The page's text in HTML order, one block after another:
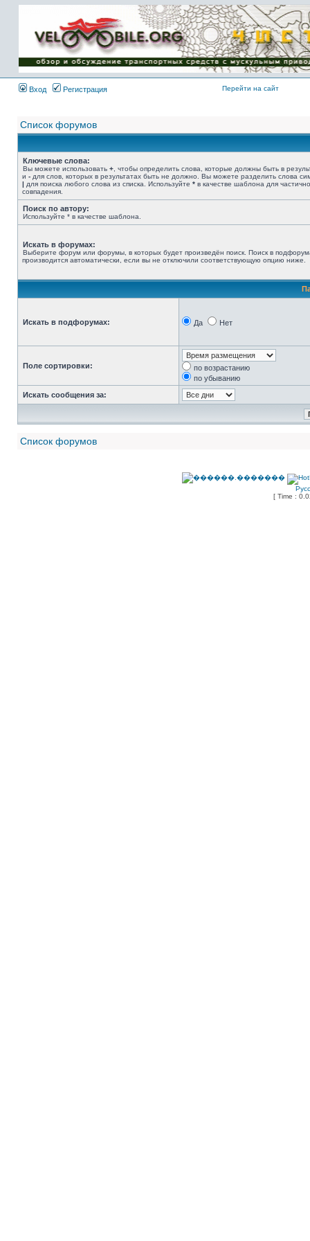
Имя пользователя:
Пароль:
{ LOG_ME_IN_SHORT
}
Вход
Регистрация Перейти на сайт
Список форумов
Ключевые слова:
Вы можете использовать + , чтобы определить слова, которые должны быть в
и - для слов, которых в результатах быть не должно. Вы можете разделить слова
| для поиска любого слова из списка. Используйте * в качестве шаблона для
совпадения.
Поиск по автору:
Используйте * в качестве шаблона.
Искать в форумах:
Выберите форум или форумы, в которых будет произведён поиск. Поиск в
производится автоматически, если вы не отключили соответствующую опцию ниже.
Искать в подфорумах: Да Нет
Поле сортировки:
по возрастанию
по убыванию
Искать сообщения за:
Список форумов
[ Time :